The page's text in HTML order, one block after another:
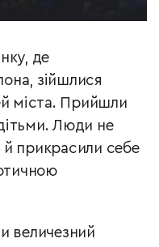
де
зійшлися
міста. Прийшли
Люди не
прикрасили себе
величезний